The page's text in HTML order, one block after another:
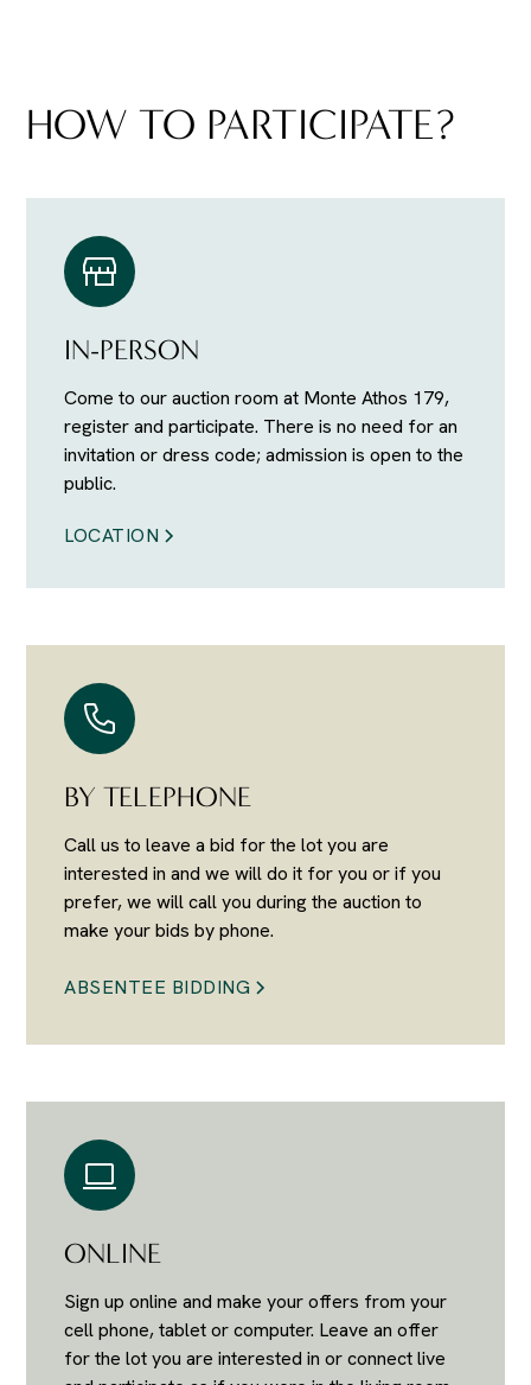
HOW TO PARTICIPATE?
IN-PERSON
Come to our auction room at Monte Athos 179,
register and participate. There is no need for an
invitation or dress code; admission is open to the
public.
LOCATION
BY TELEPHONE
Call us to leave a bid for the lot you are
interested in and we will do it for you or if you
prefer, we will call you during the auction to
make your bids by phone.
ABSENTEE BIDDING
ONLINE
Sign up online and make your offers from your
cell phone, tablet or computer. Leave an offer
for the lot you are interested in or connect live